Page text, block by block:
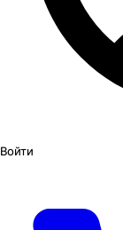
Войти